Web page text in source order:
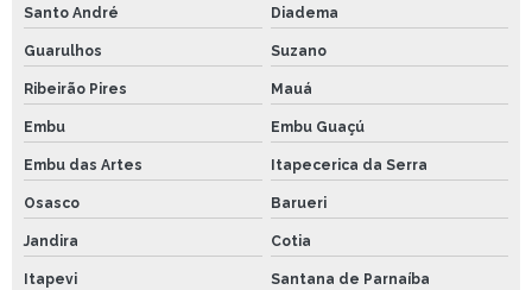
Santo André Diadema
Guarulhos Suzano
Ribeirão Pires Mauá
Embu Embu Guaçú
Embu das Artes Itapecerica da Serra
Osasco Barueri
Jandira Cotia
Itapevi Santana de Parnaíba